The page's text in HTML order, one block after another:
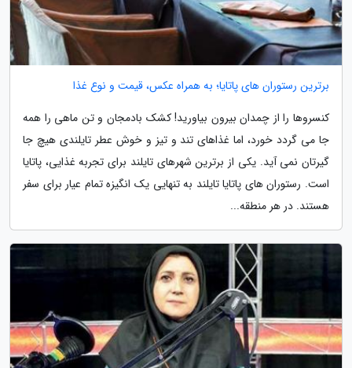
برترین رستوران های پاتایا؛ به همراه عکس، قیمت و نوع غذا
کنسروها را از چمدان بیرون بیاورید! کشک بادمجان و تن ماهی را همه
جا می گردد خورد، اما غذاهای تند و تیز و خوش عطر تایلندی هیچ جا
گیرتان نمی آید. یکی از برترین شهرهای تایلند برای تجربه غذایی، پاتایا
است. رستوران های پاتایا تایلند به تنهایی یک انگیزه تمام عیار برای سفر
هستند. در هر منطقه...